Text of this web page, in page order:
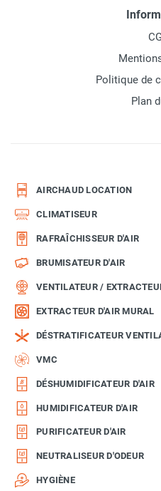
Politique de
Plan
AIRCHAUD LOCATION
CLIMATISEUR
RAFRAÎCHISSEUR D'AIR
BRUMISATEUR D'AIR
VENTILATEUR /
EXTRACTEUR D'AIR MURAL
DÉSTRATIFICATEUR
VMC
DÉSHUMIDIFICATEUR D'AIR
HUMIDIFICATEUR D'AIR
PURIFICATEUR D'AIR
NEUTRALISEUR D'ODEUR
HYGIÈNE